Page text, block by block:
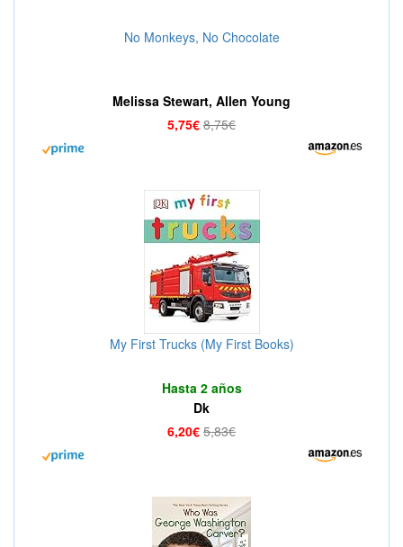
No Monkeys, No Chocolate
Melissa Stewart, Allen Young
5,75€ 8,75€
My First Trucks (My First Books)
Hasta 2 años
Dk
6,20€ 5,83€